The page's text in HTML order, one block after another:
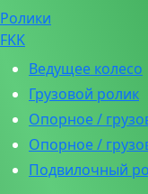
Ролики
FKK
Ведущее колесо
Грузовой ролик
Опорное /
Опорное /
Подвилочный